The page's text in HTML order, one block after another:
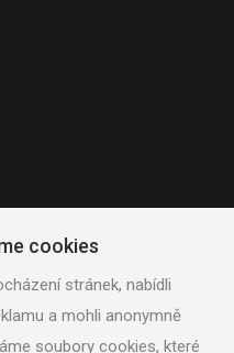
cookies
stránek, nabídli
a mohli anonymně
soubory cookies, které